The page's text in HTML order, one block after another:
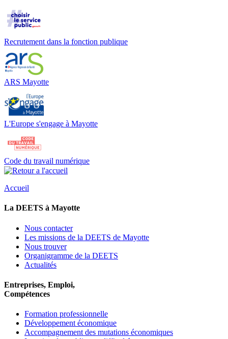
Recrutement dans la fonction publique
ARS Mayotte
L'Europe s'engage à Mayotte
Code du travail numérique
Accueil
La DEETS à Mayotte
Nous contacter
Les missions de la DEETS de Mayotte
Nous trouver
Organigramme de la DEETS
Actualités
Entreprises, Emploi,
Compétences
Formation professionnelle
Développement économique
Accompagnement des mutations économiques